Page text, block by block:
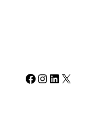
Facebook Instagram LinkedIn X